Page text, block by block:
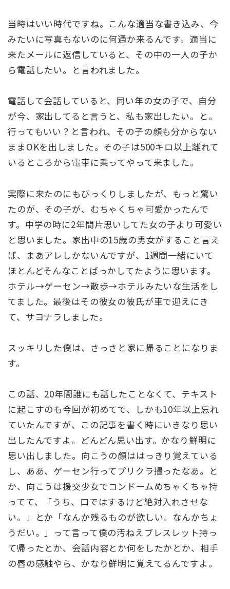
当時はいい時代ですね。こんな適当な書き込み、今
みたいに写真もないのに何通か来るんです。適当に
来たメールに返信していると、その中の一人の子か
ら電話したい。と言われました。
電話して会話していると、同い年の女の子で、自分
が今、家出してると言うと、私も家出したい。と。
行ってもいい？と言われ、その子の顔も分からない
ままOKを出しました。その子は500キロ以上離れて
いるところから電車に乗ってやって来ました。
実際に来たのにもびっくりしましたが、もっと驚い
たのが、その子が、むちゃくちゃ可愛かったんで
す。中学の時に2年間片思いしてた女の子より可愛い
と思いました。家出中の15歳の男女がすること言え
ば、まあアレしかないんですが、1週間一緒にいて
ほとんどそんなことばっかしてたように思います。
ホテル→ゲーセン→散歩→ホテルみたいな生活をし
てました。最後はその彼女の彼氏が車で迎えにき
て、サヨナラしました。
スッキリした僕は、さっさと家に帰ることになりま
す。
この話、20年間誰にも話したことなくて、テキスト
に起こすのも今回が初めてで、しかも10年以上忘れ
ていたんですが、この記事を書く時にいきなり思い
出したんですよ。どんどん思い出す。かなり鮮明に
思い出しました。向こうの顔ははっきり覚えている
し、ああ、ゲーセン行ってプリクラ撮ったなあ。と
か、向こうは援交少女でコンドームめちゃくちゃ持
ってて、「うち、口ではするけど絶対入れさせな
い。」とか「なんか残るものが欲しい。なんかちょ
うだい。」って言って僕の汚ねえブレスレット持っ
て帰ったとか、会話内容とか何をしたかとか、相手
の唇の感触やら、かなり鮮明に覚えてるんですよ。